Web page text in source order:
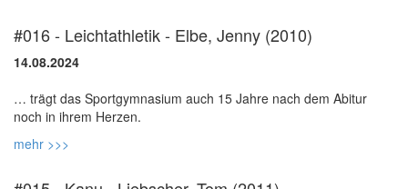
#016 - Leichtathletik - Elbe, Jenny (2010)
14.08.2024
… trägt das Sportgymnasium auch 15 Jahre nach dem Abitur
mehr >>>